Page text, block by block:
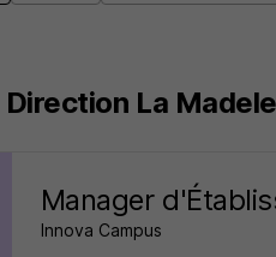
Direction La
Manager
Innova Campus